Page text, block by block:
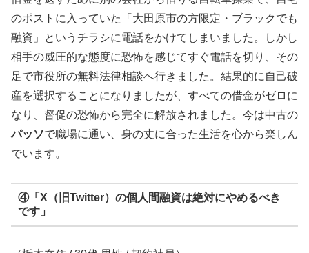
のポストに入っていた「大田原市の方限定・ブラックでも
融資」というチラシに電話をかけてしまいました。しかし
相手の威圧的な態度に恐怖を感じてすぐ電話を切り、その
足で市役所の無料法律相談へ行きました。結果的に自己破
産を選択することになりましたが、すべての借金がゼロに
なり、督促の恐怖から完全に解放されました。今は中古の
パッソで職場に通い、身の丈に合った生活を心から楽しん
でいます。
④「X（旧Twitter）の個人間融資は絶対にやめるべき
です」